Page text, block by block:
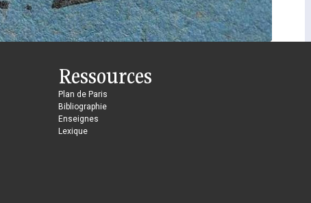
Ressources
Plan de Paris
Bibliographie
Enseignes
Lexique